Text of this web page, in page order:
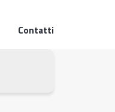
Contatti